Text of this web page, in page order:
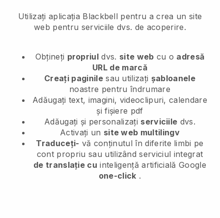
Utilizați aplicația Blackbell pentru a crea un site
web pentru serviciile dvs. de acoperire.
Obțineți propriul dvs. site web cu o adresă
URL de marcă
Creați paginilesau utilizați șabloanele
noastre pentru îndrumare
Adăugați text, imagini, videoclipuri, calendare
și fișiere pdf
Adăugați și personalizați serviciile dvs.
Activați un site web multilingv
Traduceți- vă conținutul în diferite limbi pe
cont propriu sau utilizând serviciul integrat
de translație cu inteligență artificială Google
one-click .